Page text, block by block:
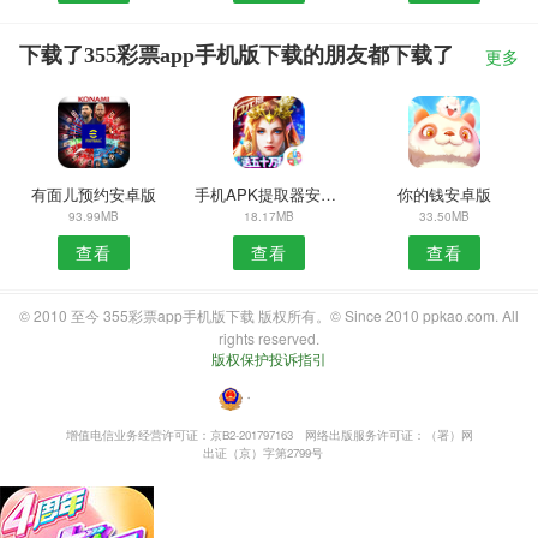
下载了355彩票app手机版下载的朋友都下载了 更多
有面儿预约安卓版
93.99MB
查看
手机APK提取器安卓版
18.17MB
查看
你的钱安卓版
33.50MB
查看
© 2010 至今 355彩票app手机版下载 版权所有。© Since 2010 ppkao.com. All
rights reserved.
版权保护投诉指引
・
增值电信业务经营许可证：京B2-201797163
网络出版服务许可证：（署）网
出证（京）字第2799号